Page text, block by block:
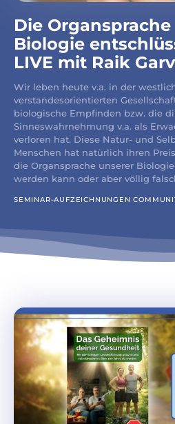
Die
Biologie
LIVE mit Raik
Wir leben heute v.a. in der
verstandesorientierten
biologische Empfinden bzw. die
Sinneswahrnehmung v.a. als
verloren hat. Diese Natur- und
Menschen hat natürlich ihren
die Organsprache unserer
werden kann oder aber völlig
SEMINAR-AUFZEICHNUNGEN